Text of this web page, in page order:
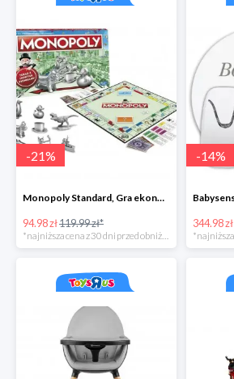
-21%
Monopoly Standard, Gra ekonomiczna 8+
94.98 zł119.99 zł*
-14%
344.98 zł